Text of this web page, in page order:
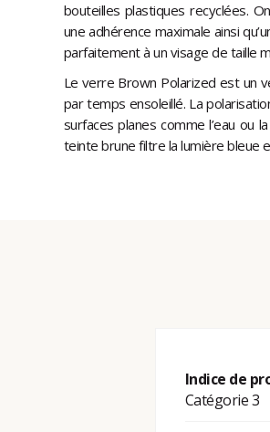
bouteilles plastiques recyclées.
une adhérence maximale ainsi
parfaitement à un visage de taille
Le verre Brown Polarized est un
par temps ensoleillé. La
surfaces planes comme l’eau ou
teinte brune filtre la lumière bleue
Indice de
Catégorie 3